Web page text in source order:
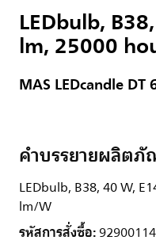
LEDbulb,
lm, 25000
MAS LEDcandle DT
คำบรรยายผลิต
LEDbulb, B38, 40 W,
lm/W
รหัสการสั่งซื้อ: